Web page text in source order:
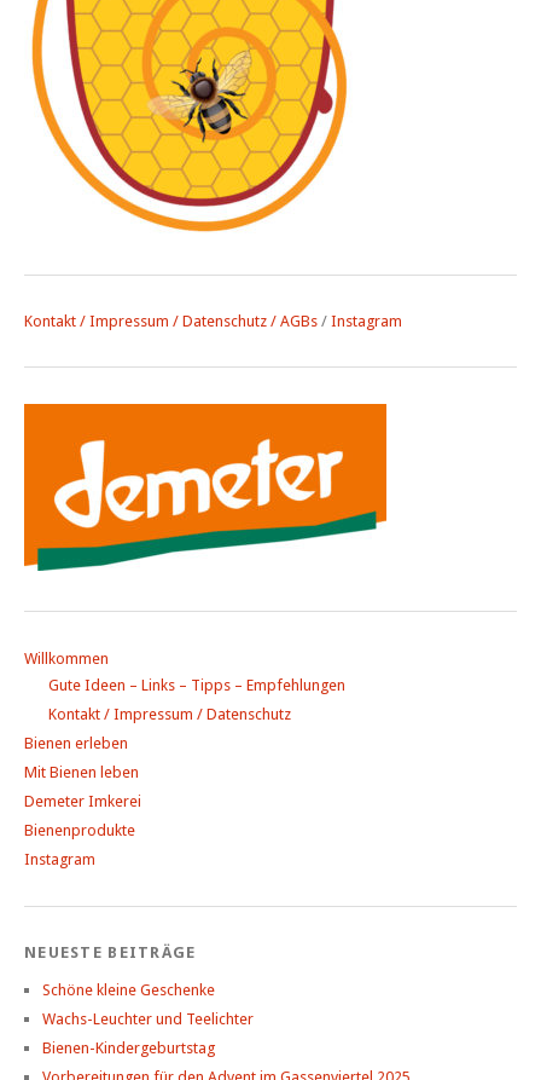
Kontakt / Impressum / Datenschutz / AGBs / Instagram
Willkommen
Gute Ideen – Links – Tipps – Empfehlungen
Kontakt / Impressum / Datenschutz
Bienen erleben
Mit Bienen leben
Demeter Imkerei
Bienenprodukte
Instagram
NEUESTE BEITRÄGE
Schöne kleine Geschenke
Wachs-Leuchter und Teelichter
Bienen-Kindergeburtstag